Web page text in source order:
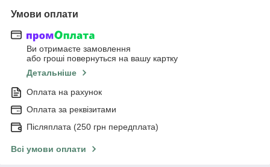
Умови оплати
Ви отримаєте замовлення
або гроші повернуться на вашу картку
Детальніше
Оплата на рахунок
Оплата за реквізитами
Післяплата (250 грн передплата)
Всі умови оплати